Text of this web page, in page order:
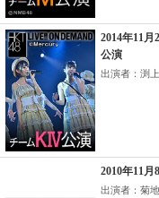
2014年11
公演
出演者：渕
2010年11
出演者：菊